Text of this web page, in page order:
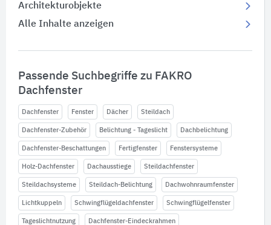
Architekturobjekte
Alle Inhalte anzeigen
Passende Suchbegriffe zu FAKRO
Dachfenster
Dachfenster Fenster Dächer Steildach
Dachfenster-Zubehör Belichtung - Tageslicht Dachbelichtung
Dachfenster-Beschattungen Fertigfenster Fenstersysteme
Holz-Dachfenster Dachausstiege Steildachfenster
Steildachsysteme Steildach-Belichtung Dachwohnraumfenster
Lichtkuppeln Schwingflügeldachfenster Schwingflügelfenster
Tageslichtnutzung Dachfenster-Eindeckrahmen